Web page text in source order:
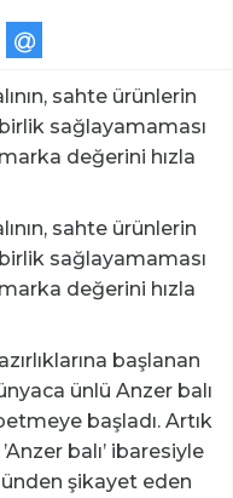
sahte ürünlerin
sağlayamaması
değerini hızla
sahte ürünlerin
sağlayamaması
değerini hızla
başlanan
ünlü Anzer balı
başladı. Artık
balı’ ibaresiyle
şikayet eden